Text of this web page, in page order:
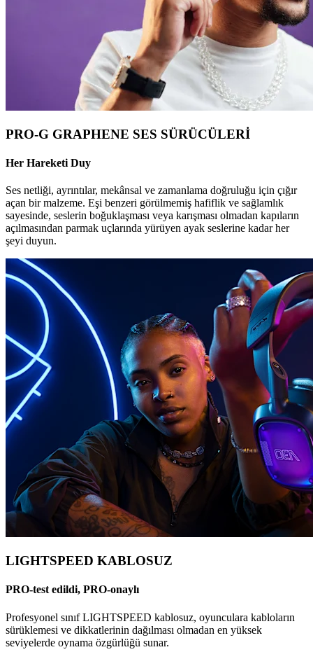
PRO-G GRAPHENE SES SÜRÜCÜLERİ
Her Hareketi Duy
Ses netliği, ayrıntılar, mekânsal ve zamanlama doğruluğu için çığır
açan bir malzeme. Eşi benzeri görülmemiş hafiflik ve sağlamlık
sayesinde, seslerin boğuklaşması veya karışması olmadan kapıların
açılmasından parmak uçlarında yürüyen ayak seslerine kadar her
şeyi duyun.
LIGHTSPEED KABLOSUZ
PRO-test edildi, PRO-onaylı
Profesyonel sınıf LIGHTSPEED kablosuz, oyunculara kabloların
sürüklemesi ve dikkatlerinin dağılması olmadan en yüksek
seviyelerde oynama özgürlüğü sunar.